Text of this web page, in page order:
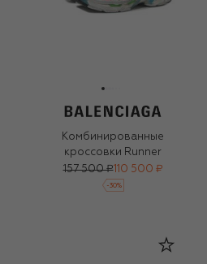
Комбинированные
кроссовки Runner
157 500 ₽110 500 ₽
-30%